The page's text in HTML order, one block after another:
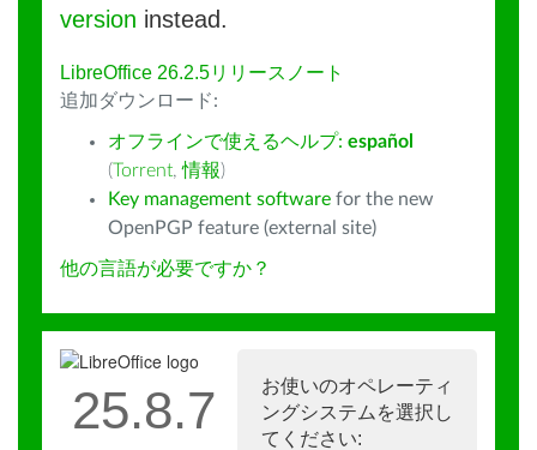
version instead.
LibreOffice 26.2.5リリースノート
追加ダウンロード:
オフラインで使えるヘルプ: español
(Torrent,情報)
Key management software for the new
OpenPGP feature (external site)
他の言語が必要ですか？
お使いのオペレーティ
ングシステムを選択し
てください:
25.8.7